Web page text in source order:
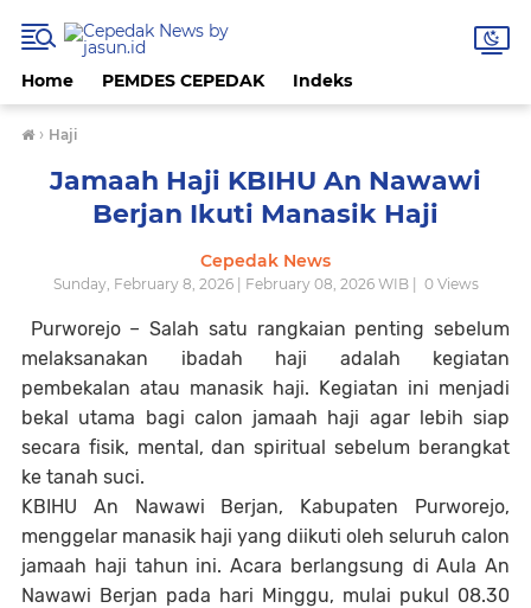
Home PEMDES CEPEDAK Indeks
› Haji
Jamaah Haji KBIHU An Nawawi
Berjan Ikuti Manasik Haji
Cepedak News
Sunday, February 8, 2026 | February 08, 2026 WIB | 0Views
Purworejo – Salah satu rangkaian penting sebelum
melaksanakan ibadah haji adalah kegiatan
pembekalan atau manasik haji. Kegiatan ini menjadi
bekal utama bagi calon jamaah haji agar lebih siap
secara fisik, mental, dan spiritual sebelum berangkat
ke tanah suci.
KBIHU An Nawawi Berjan, Kabupaten Purworejo,
menggelar manasik haji yang diikuti oleh seluruh calon
jamaah haji tahun ini. Acara berlangsung di Aula An
Nawawi Berjan pada hari Minggu, mulai pukul 08.30